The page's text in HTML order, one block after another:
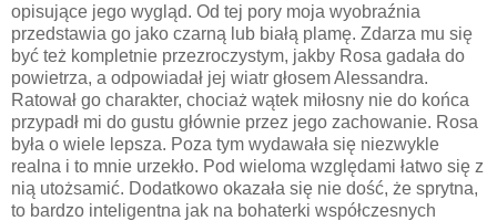
opisujące jego wygląd. Od tej pory moja wyobraźnia
przedstawia go jako czarną lub białą plamę. Zdarza mu się
być też kompletnie przezroczystym, jakby Rosa gadała do
powietrza, a odpowiadał jej wiatr głosem Alessandra.
Ratował go charakter, chociaż wątek miłosny nie do końca
przypadł mi do gustu głównie przez jego zachowanie. Rosa
była o wiele lepsza. Poza tym wydawała się niezwykle
realna i to mnie urzekło. Pod wieloma względami łatwo się z
nią utożsamić. Dodatkowo okazała się nie dość, że sprytna,
to bardzo inteligentna jak na bohaterki współczesnych